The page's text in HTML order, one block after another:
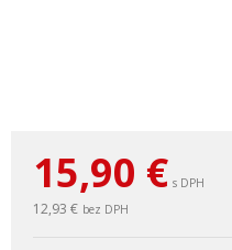
15,90 € s DPH
12,93 € bez DPH